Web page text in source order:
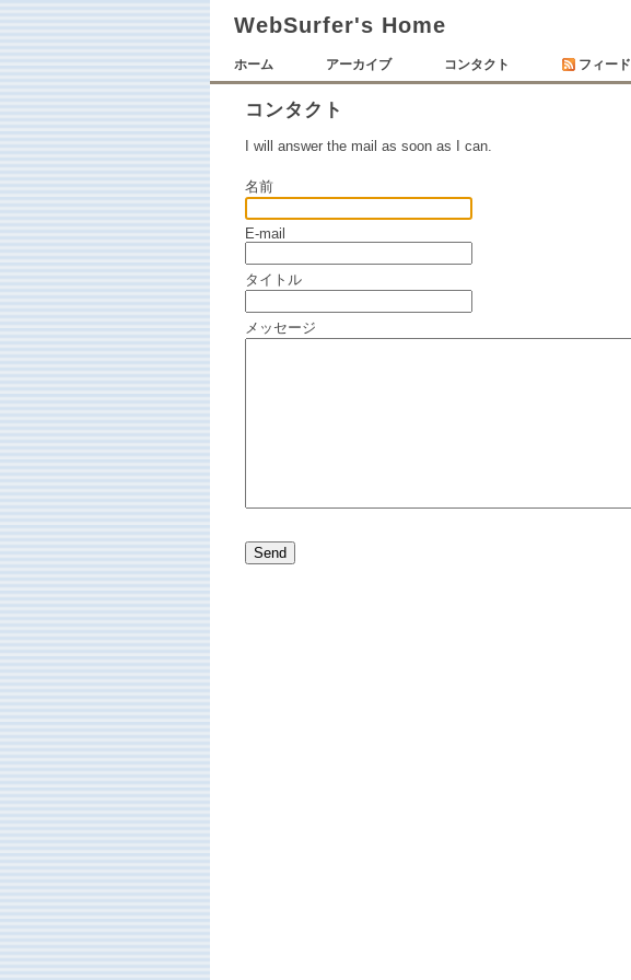
WebSurfer's Home
ホーム アーカイブ コンタクト フィード
コンタクト
I will answer the mail as soon as I can.
名前
E-mail
タイトル
メッセージ